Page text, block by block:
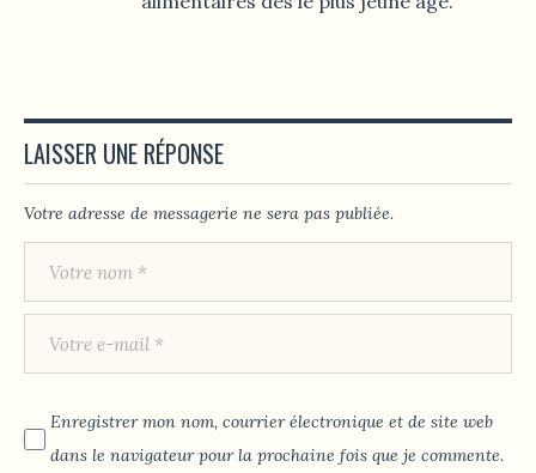
LAISSER UNE RÉPONSE
Votre adresse de messagerie ne sera pas publiée.
Enregistrer mon nom, courrier électronique et de site web
dans le navigateur pour la prochaine fois que je commente.